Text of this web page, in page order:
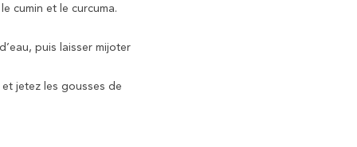
cumin et le curcuma.
puis laisser mijoter
jetez les gousses de